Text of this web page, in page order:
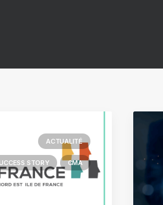
ACTUALITÉ
STORY CMA